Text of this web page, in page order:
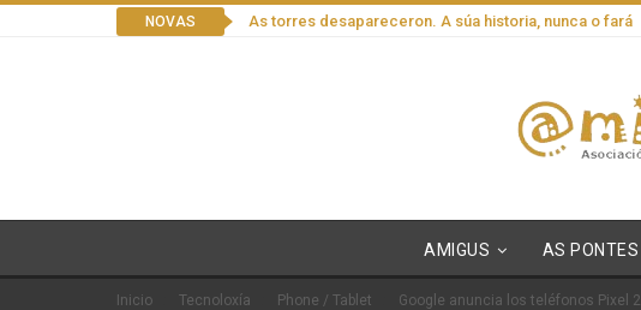
NOVAS As torres desapareceron. A súa historia, nunca o fará
AMIGUS AS PONTES
Inicio Tecnoloxía Phone / Tablet Google anuncia los teléfonos Pixel 2